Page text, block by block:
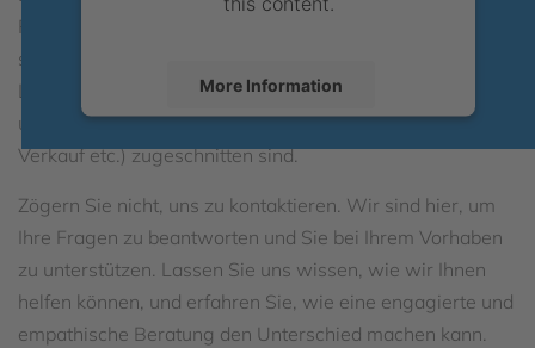
Phase Ihres Vorhabens anzubieten. Unsere Mitarbeiter
stehen Ihnen zur Seite, um gemeinsam die optimalen
Lösungen zu finden, die auf Ihre individuellen Bedürfnisse
und Situation (wie Finanzierung, Erbschaft, Scheidung,
Verkauf etc.) zugeschnitten sind.
Zögern Sie nicht, uns zu kontaktieren. Wir sind hier, um
Ihre Fragen zu beantworten und Sie bei Ihrem Vorhaben
zu unterstützen. Lassen Sie uns wissen, wie wir Ihnen
helfen können, und erfahren Sie, wie eine engagierte und
empathische Beratung den Unterschied machen kann.
More Information
Accept
Management Platform